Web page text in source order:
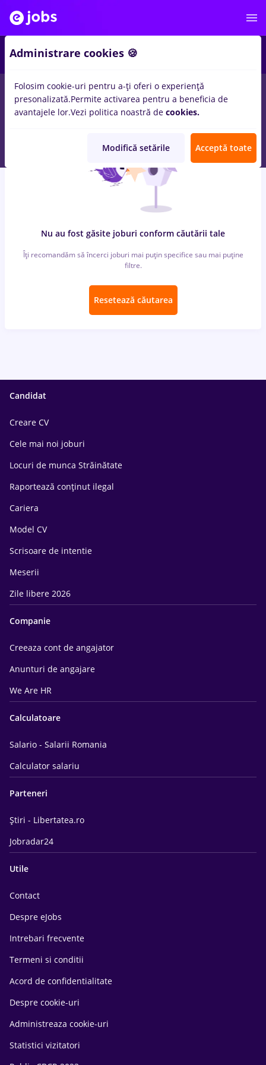
locuri de muncaingrijitoare, Part timeinCluj-Napoca
Entry-Level (< 2 ani)inTransport / Distributie
Nu au fost găsite joburi conform căutării tale
Îți recomandăm să încerci joburi mai puțin specifice sau mai puține
filtre.
Resetează căutarea
Candidat
Creare CV
Cele mai noi joburi
Locuri de munca Străinătate
Raportează conținut ilegal
Cariera
Model CV
Scrisoare de intentie
Meserii
Zile libere 2026
Companie
Creeaza cont de angajator
Anunturi de angajare
We Are HR
Calculatoare
Salario - Salarii Romania
Calculator salariu
Parteneri
Știri - Libertatea.ro
Jobradar24
Utile
Contact
Despre eJobs
Intrebari frecvente
Termeni si conditii
Acord de confidentialitate
Despre cookie-uri
Administreaza cookie-uri
Statistici vizitatori
Administrare cookies 🍪
Folosim cookie-uri pentru a-ți oferi o experiență
presonalizată.Permite activarea pentru a beneficia de
avantajele lor.Vezi politica noastră de cookies.
Modifică setările Acceptă toate